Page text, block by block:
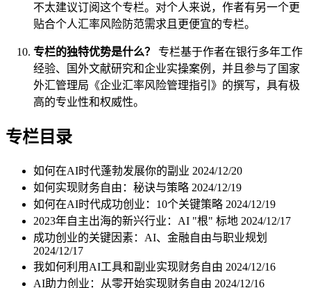
不太建议订阅这个专栏。对个人来说，作者有另一个更
贴合个人汇率风险防范需求且更便宜的专栏。
专栏的独特优势是什么？
专栏基于作者在银行多年工作
经验、国外文献研究和企业实操案例，并且参与了国家
外汇管理局《企业汇率风险管理指引》的撰写，具有极
高的专业性和权威性。
专栏目录
如何在AI时代蓬勃发展你的副业 2024/12/20
如何实现财务自由：秘诀与策略 2024/12/19
如何在AI时代成功创业：10个关键策略 2024/12/19
2023年自主出海的新兴行业：AI "根" 标地 2024/12/17
成功创业的关键因素：AI、金融自由与职业规划
2024/12/17
我如何利用AI工具和副业实现财务自由 2024/12/16
AI助力创业：从零开始实现财务自由 2024/12/16